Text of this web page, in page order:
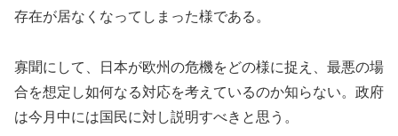
存在が居なくなってしまった様である。
寡聞にして、日本が欧州の危機をどの様に捉え、最悪の場
合を想定し如何なる対応を考えているのか知らない。政府
は今月中には国民に対し説明すべきと思う。